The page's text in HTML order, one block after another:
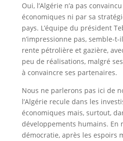
Oui, l’Algérie n’a pas
économiques ni par sa
pays. L’équipe du président
n’impressionne pas, semble-
rente pétrolière et gazière,
peu de réalisations, malgré
à convaincre ses partenaires.
Nous ne parlerons pas ici de
l’Algérie recule dans les
économiques mais, surtout,
développements humains. En
démocratie, après les espoirs